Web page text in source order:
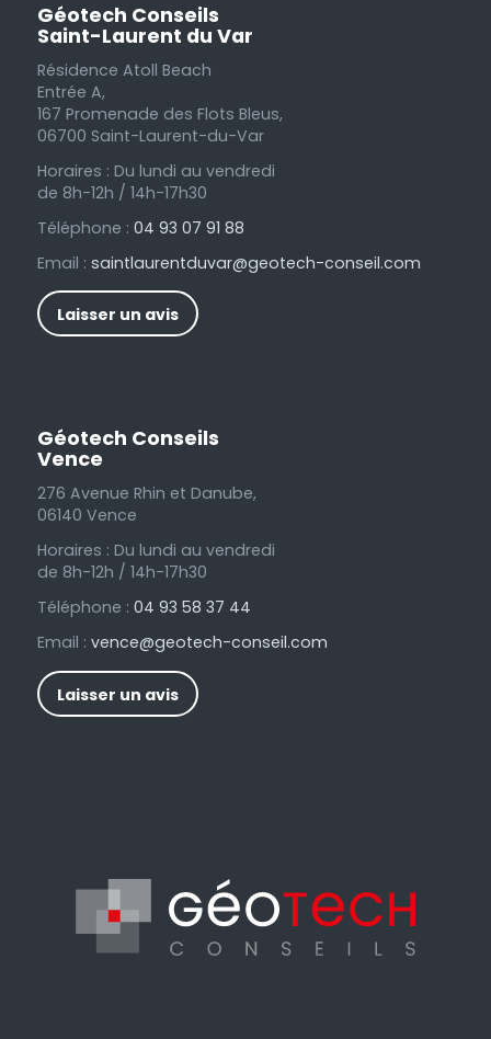
Géotech Conseils
Saint-Laurent du Var
Résidence Atoll Beach
Entrée A,
167 Promenade des Flots Bleus,
06700 Saint-Laurent-du-Var
Horaires : Du lundi au vendredi
de 8h-12h / 14h-17h30
Téléphone : 04 93 07 91 88
Email : saintlaurentduvar@geotech-conseil.com
Laisser un avis
Géotech Conseils
Vence
276 Avenue Rhin et Danube,
06140 Vence
Horaires : Du lundi au vendredi
de 8h-12h / 14h-17h30
Téléphone : 04 93 58 37 44
Email : vence@geotech-conseil.com
Laisser un avis